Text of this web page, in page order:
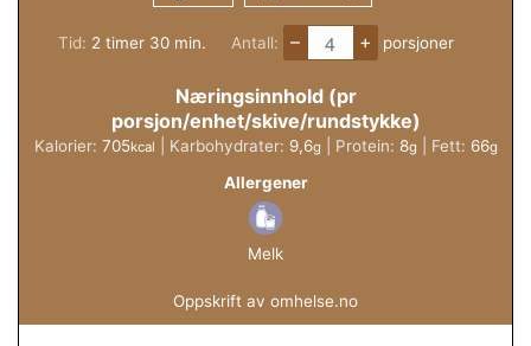
Tid: 2 timer
timer 30minutter
min. Antall: – + porsjoner
Næringsinnhold (pr
porsjon/enhet/skive/rundstykke)
Kalorier: 705kcal Karbohydrater: 9,6g Protein: 8g Fett: 66g
Allergener
Melk
Oppskrift av omhelse.no